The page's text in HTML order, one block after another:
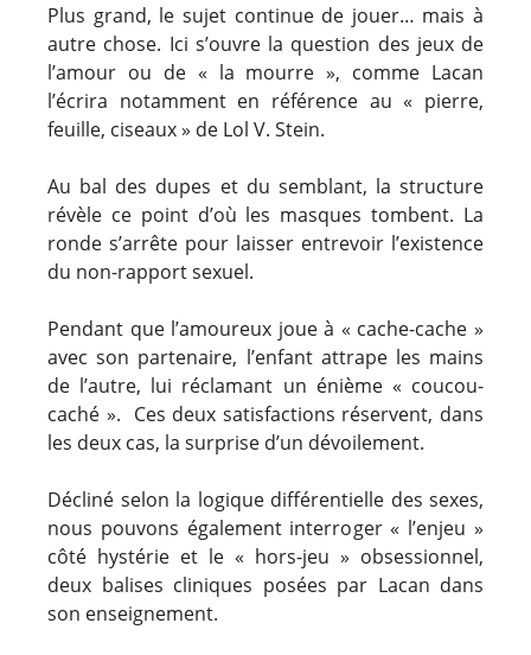
Plus grand, le sujet continue de jouer… mais à
autre chose. Ici s’ouvre la question des jeux de
l’amour ou de « la mourre », comme Lacan
l’écrira notamment en référence au « pierre,
feuille, ciseaux » de Lol V. Stein.
Au bal des dupes et du semblant, la structure
révèle ce point d’où les masques tombent. La
ronde s’arrête pour laisser entrevoir l’existence
du non-rapport sexuel.
Pendant que l’amoureux joue à « cache-cache »
avec son partenaire, l’enfant attrape les mains
de l’autre, lui réclamant un énième « coucou-
caché ». Ces deux satisfactions réservent, dans
les deux cas, la surprise d’un dévoilement.
Décliné selon la logique différentielle des sexes,
nous pouvons également interroger « l’enjeu »
côté hystérie et le « hors-jeu » obsessionnel,
deux balises cliniques posées par Lacan dans
son enseignement.